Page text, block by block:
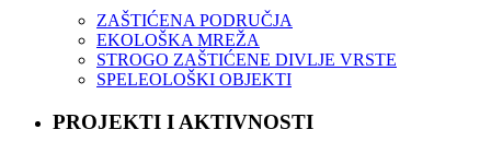
ZAŠTIĆENA PODRUČJA
EKOLOŠKA MREŽA
STROGO ZAŠTIĆENE DIVLJE VRSTE
SPELEOLOŠKI OBJEKTI
PROJEKTI I AKTIVNOSTI